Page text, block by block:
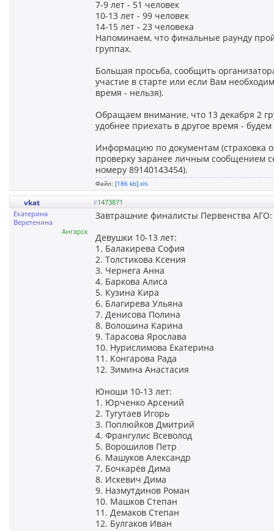
7-9 лет - 51 человек
10-13 лет - 99 человек
14-15 лет - 23 человека
Напоминаем, что финальные раунду
группах.
Большая просьба, сообщить
участие в старте или если Вам
время - нельзя).
Обращаем внимание, что 13 декабря 2
удобнее приехать в другое время -
Информацию по документам (страховка
проверку заранее личным сообщением
номеру 89140143454).
Файл: [186 kb].xls
vkat #1473871
Екатерина
Веретенина
Ангарск
Завтрашние финалисты Первенства АГО:
Девушки 10-13 лет:
1. Балакирева София
2. Толстикова Ксения
3. Чернега Анна
4. Баркова Алиса
5. Кузина Кира
6. Благирева Ульяна
7. Денисова Полина
8. Волошина Карина
9. Тарасова Ярослава
10. Нурислимова Екатерина
11. Конгарова Рада
12. Зимина Анастасия
Юноши 10-13 лет:
1. Юрченко Арсений
2. Тугутаев Игорь
3. Поплюйков Дмитрий
4. Франгулис Всеволод
5. Ворошилов Петр
6. Машуков Александр
7. Бочкарёв Дима
8. Искевич Дима
9. Назмутдинов Роман
10. Машков Степан
11. Демаков Степан
12. Булгаков Иван